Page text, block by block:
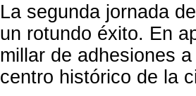
La segunda jornada
un rotundo éxito. En
millar de adhesiones
centro histórico de la